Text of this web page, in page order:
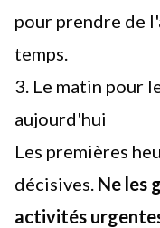
pour prendre de
temps.
3. Le matin pour
aujourd'hui
Les premières
décisives. Ne les
activités